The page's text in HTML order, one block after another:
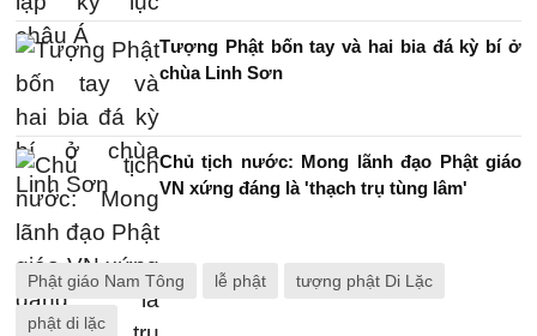
Tượng Phật bốn tay và hai bia đá kỳ bí ở
chùa Linh Sơn
Chủ tịch nước: Mong lãnh đạo Phật giáo
VN xứng đáng là 'thạch trụ tùng lâm'
Phật giáo Nam Tông lễ phật tượng phật Di Lặc
phật di lặc